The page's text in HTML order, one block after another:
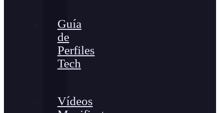
Guía
de
Perfiles
Tech
Vídeos